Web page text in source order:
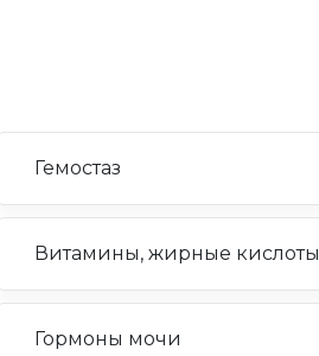
Гемостаз
Витамины, жирные кислоты
Гормоны мочи